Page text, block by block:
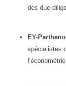
des due
EY-
spécialistes
l’économétrie